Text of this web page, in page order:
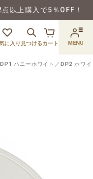
以上購入で5％OFF！
に入り 見つけるカート MENU
ハニーホワイト／DP2 ホワイ